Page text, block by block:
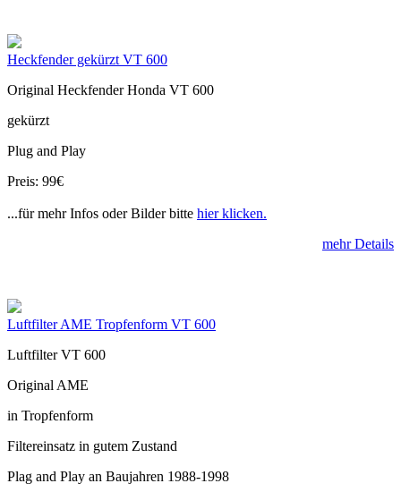
Heckfender gekürzt VT 600
Original Heckfender Honda VT 600
gekürzt
Plug and Play
Preis: 99€
...für mehr Infos oder Bilder bitte hier klicken.
mehr Details
Luftfilter AME Tropfenform VT 600
Luftfilter VT 600
Original AME
in Tropfenform
Filtereinsatz in gutem Zustand
Plag and Play an Baujahren 1988-1998